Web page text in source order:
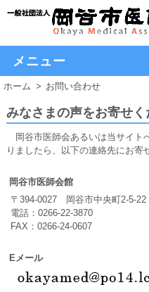
メニュー
ホーム お問い合わせ
みなさまの声をお寄せく
岡谷市医師会あるいは当サイト
りましたら、以下の連絡先にお寄
岡谷市医師会館
〒394-0027 岡谷市中央町2-5-22
電話：0266-22-3870
FAX：0266-24-0607
Eメール